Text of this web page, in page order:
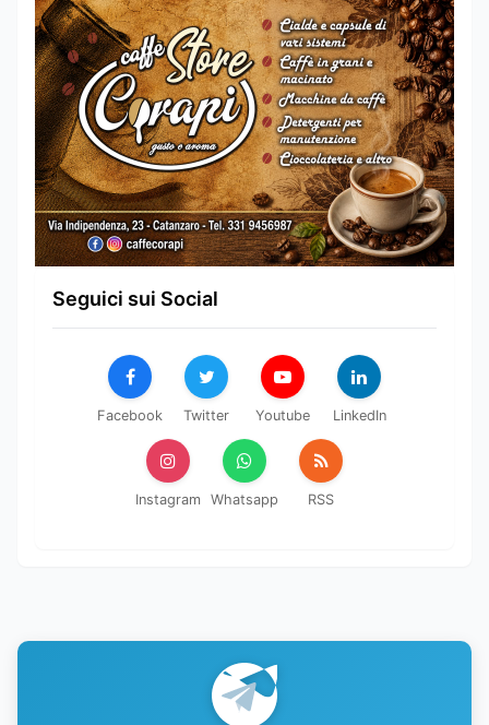
Seguici sui Social
Facebook Twitter Youtube LinkedIn
Instagram Whatsapp RSS